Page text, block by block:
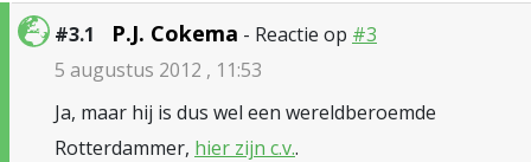
#3.1 P.J. Cokema - Reactie op #3
5 augustus 2012 , 11:53
Ja, maar hij is dus wel een wereldberoemde
Rotterdammer, hier zijn c.v..